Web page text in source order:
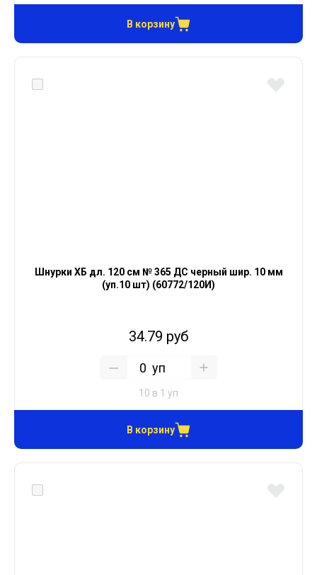
В корзину
Шнурки ХБ дл. 120 см № 365 ДС черный шир. 10 мм
(уп.10 шт) (60772/120И)
34.79 руб
уп
10 в 1 уп
В корзину